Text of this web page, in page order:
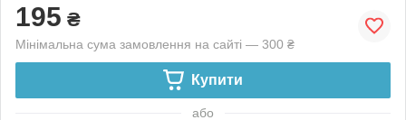
195 ₴
Мінімальна сума замовлення на сайті — 300 ₴
Купити
або